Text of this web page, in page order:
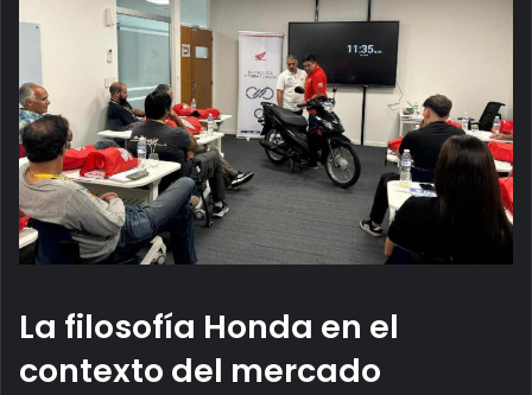
La filosofía Honda en el
contexto del mercado